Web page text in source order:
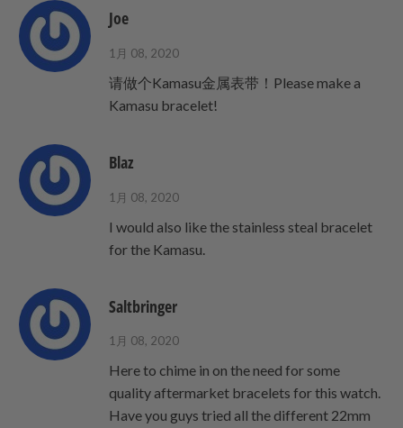
Joe
1月 08, 2020
请做个Kamasu金属表带！Please make a
Kamasu bracelet!
Blaz
1月 08, 2020
I would also like the stainless steal bracelet
for the Kamasu.
Saltbringer
1月 08, 2020
Here to chime in on the need for some
quality aftermarket bracelets for this watch.
Have you guys tried all the different 22mm